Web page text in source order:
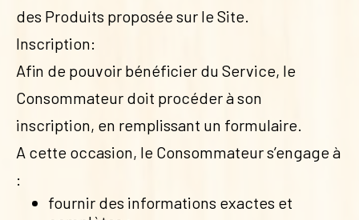
des Produits proposée sur le Site.
Inscription:
Afin de pouvoir bénéficier du Service, le
Consommateur doit procéder à son
inscription, en remplissant un formulaire.
A cette occasion, le Consommateur s’engage à
:
fournir des informations exactes et